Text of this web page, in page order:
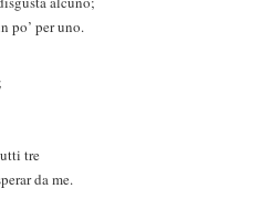
po’ per uno.
tre
da me.